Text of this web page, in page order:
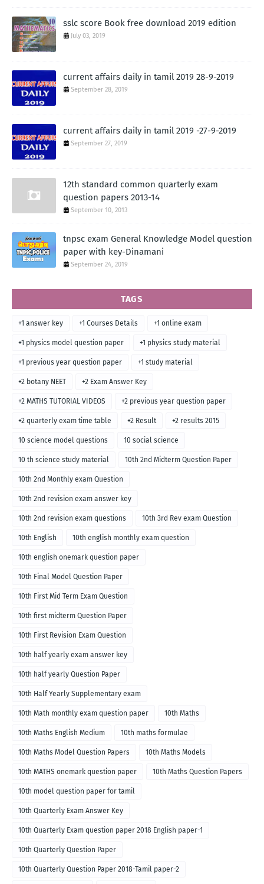
sslc score Book free download 2019 edition
July 03, 2019
current affairs daily in tamil 2019 28-9-2019
September 28, 2019
current affairs daily in tamil 2019 -27-9-2019
September 27, 2019
12th standard common quarterly exam
question papers 2013-14
September 10, 2013
tnpsc exam General Knowledge Model question
paper with key-Dinamani
September 24, 2019
TAGS
+1 answer key +1 Courses Details +1 online exam
+1 physics model question paper +1 physics study material
+1 previous year question paper +1 study material
+2 botany NEET +2 Exam Answer Key
+2 MATHS TUTORIAL VIDEOS +2 previous year question paper
+2 quarterly exam time table +2 Result +2 results 2015
10 science model questions 10 social science
10 th science study material 10th 2nd Midterm Question Paper
10th 2nd Monthly exam Question
10th 2nd revision exam answer key
10th 2nd revision exam questions 10th 3rd Rev exam Question
10th English 10th english monthly exam question
10th english onemark question paper
10th Final Model Question Paper
10th First Mid Term Exam Question
10th first midterm Question Paper
10th First Revision Exam Question
10th half yearly exam answer key
10th half yearly Question Paper
10th Half Yearly Supplementary exam
10th Math monthly exam question paper 10th Maths
10th Maths English Medium 10th maths formulae
10th Maths Model Question Papers 10th Maths Models
10th MATHS onemark question paper 10th Maths Question Papers
10th model question paper for tamil
10th Quarterly Exam Answer Key
10th Quarterly Exam question paper 2018 English paper-1
10th Quarterly Question Paper
10th Quarterly Question Paper 2018-Tamil paper-2